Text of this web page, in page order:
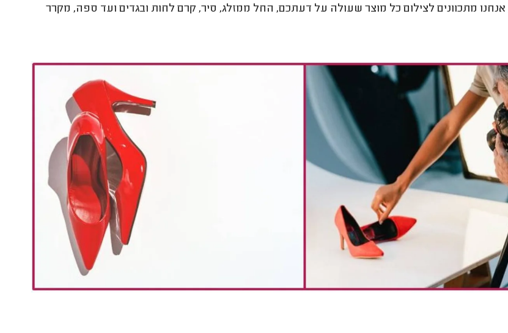
אנחנו מתכוונים לצילום כל מוצר שעולה על דעתכם, החל ממזלג, סיר, קרם לחות ובגדים ועד ספה, מקרר